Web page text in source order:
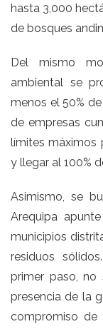
hasta 3,000
de bosques
Del mismo
ambiental se
menos el 50%
de empresas
límites máximos
y llegar al 100%
Asimismo, se
Arequipa
municipios
residuos
primer paso,
presencia de la
compromiso de